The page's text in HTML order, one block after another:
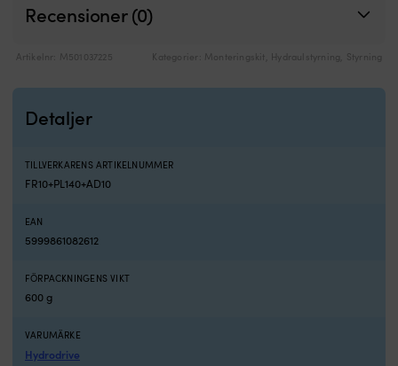
Recensioner (0)
Artikelnr: M501037225 Kategorier: Monteringskit Hydraulstyrning Styrning
Detaljer
TILLVERKARENS ARTIKELNUMMER
FR10+PL140+AD10
EAN
5999861082612
FÖRPACKNINGENS VIKT
600 g
VARUMÄRKE
Hydrodrive